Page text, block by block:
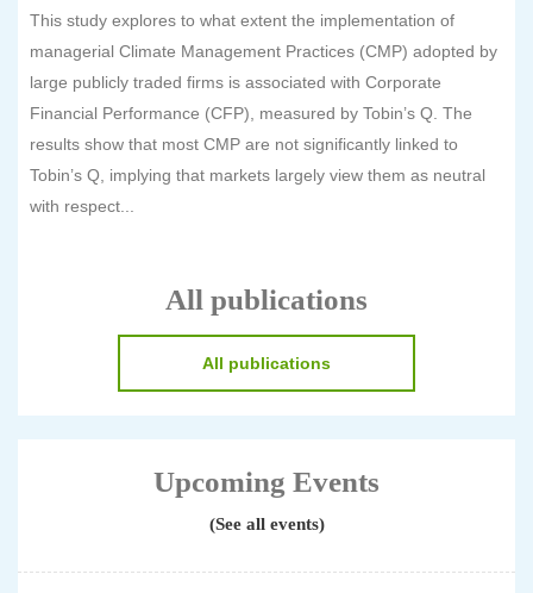
This study explores to what extent the implementation of
managerial Climate Management Practices (CMP) adopted by
large publicly traded firms is associated with Corporate
Financial Performance (CFP), measured by Tobin’s Q. The
results show that most CMP are not significantly linked to
Tobin’s Q, implying that markets largely view them as neutral
with respect...
All publications
All publications
Upcoming Events
(See all events)